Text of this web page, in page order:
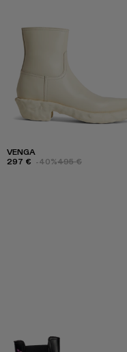
VENGA
297 € -40%495 €